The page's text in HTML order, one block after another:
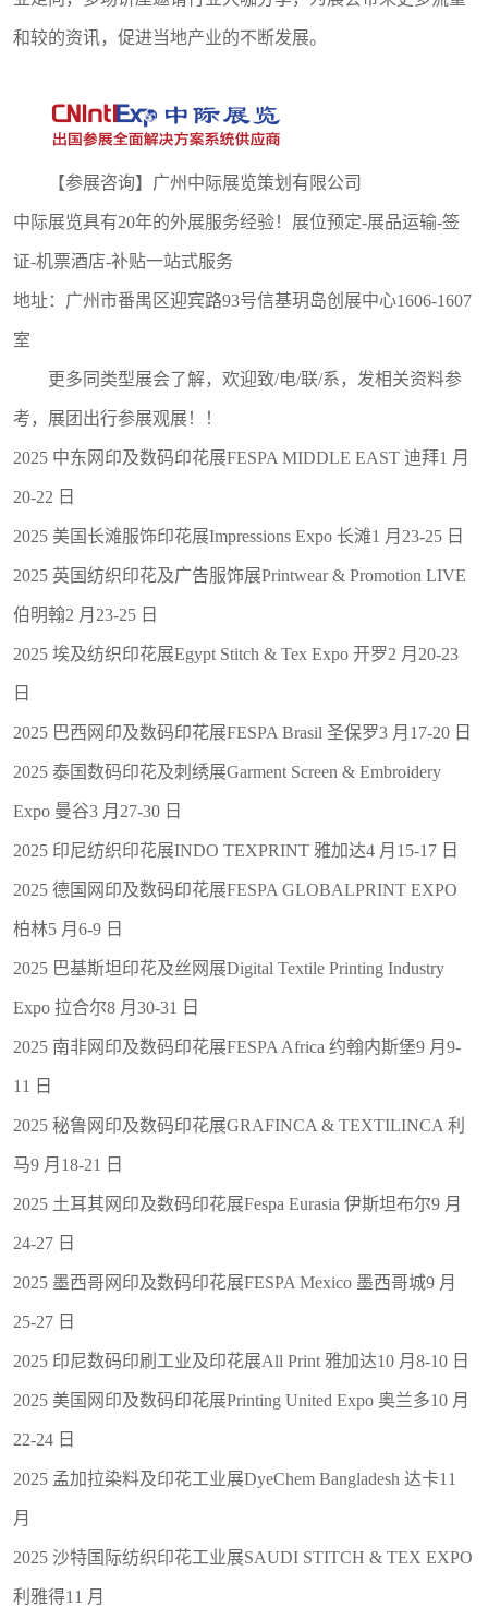
和较的资讯，促进当地产业的不断发展。
【参展咨询】广州中际展览策划有限公司
中际展览具有20年的外展服务经验！展位预定-展品运输-签
证-机票酒店-补贴一站式服务
地址：广州市番禺区迎宾路93号信基玥岛创展中心1606-1607
室
更多同类型展会了解，欢迎致/电/联/系，发相关资料参
考，展团出行参展观展！！
2025 中东网印及数码印花展FESPA MIDDLE EAST 迪拜1 月
20-22 日
2025 美国长滩服饰印花展Impressions Expo 长滩1 月23-25 日
2025 英国纺织印花及广告服饰展Printwear & Promotion LIVE
伯明翰2 月23-25 日
2025 埃及纺织印花展Egypt Stitch & Tex Expo 开罗2 月20-23
日
2025 巴西网印及数码印花展FESPA Brasil 圣保罗3 月17-20 日
2025 泰国数码印花及刺绣展Garment Screen & Embroidery
Expo 曼谷3 月27-30 日
2025 印尼纺织印花展INDO TEXPRINT 雅加达4 月15-17 日
2025 德国网印及数码印花展FESPA GLOBALPRINT EXPO
柏林5 月6-9 日
2025 巴基斯坦印花及丝网展Digital Textile Printing Industry
Expo 拉合尔8 月30-31 日
2025 南非网印及数码印花展FESPA Africa 约翰内斯堡9 月9-
11 日
2025 秘鲁网印及数码印花展GRAFINCA & TEXTILINCA 利
马9 月18-21 日
2025 土耳其网印及数码印花展Fespa Eurasia 伊斯坦布尔9 月
24-27 日
2025 墨西哥网印及数码印花展FESPA Mexico 墨西哥城9 月
25-27 日
2025 印尼数码印刷工业及印花展All Print 雅加达10 月8-10 日
2025 美国网印及数码印花展Printing United Expo 奥兰多10 月
22-24 日
2025 孟加拉染料及印花工业展DyeChem Bangladesh 达卡11
月
2025 沙特国际纺织印花工业展SAUDI STITCH & TEX EXPO
利雅得11 月